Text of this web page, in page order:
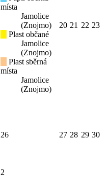
místa
Jamolice
(Znojmo)
Plast občané
Jamolice
(Znojmo)
Plast sběrná
místa
Jamolice
(Znojmo)
20 21 22 23
26 27 28 29 30
2